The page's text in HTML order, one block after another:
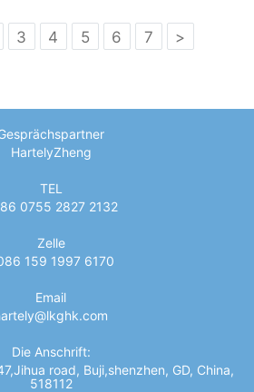
3 4 5 6 7 >
HartelyZheng
TEL
0755 2827 2132
Zelle
159 1997 6170
Email
Die Anschrift:
road, Buji,shenzhen, GD, China,
518112